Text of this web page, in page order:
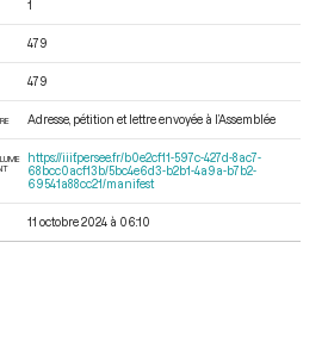
1er messidor au 20 messidor An II (19 juin au 8 juillet
1
479
479
Adresse, pétition et lettre envoyée à l’Assemblée
https://iiif.persee.fr/b0e2cf11-597c-427d-8ac7-
68bcc0acf13b/5bc4e6d3-b2b1-4a9a-b7b2-
69541a88cc21/manifest
11 octobre 2024 à 06:10